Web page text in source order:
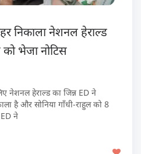
निकाला नेशनल हेराल्ड
को भेजा नोटिस
नेशनल हेराल्ड का जिन्न ED ने
है और सोनिया गाँधी-राहुल को 8
ने